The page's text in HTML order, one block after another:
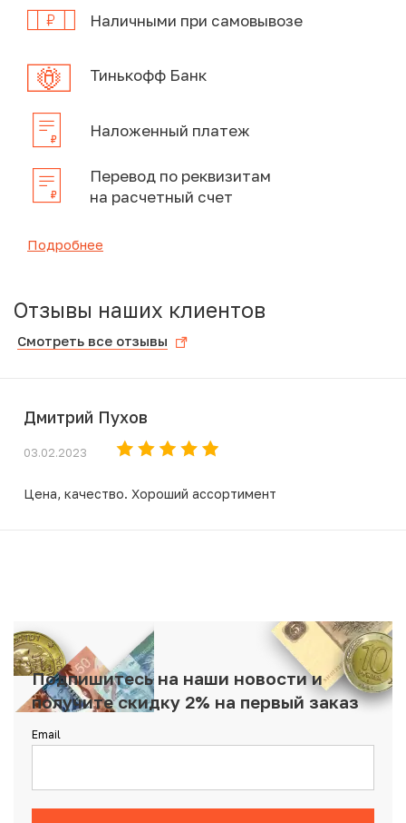
Наличными при самовывозе
Тинькофф Банк
Наложенный платеж
Перевод по реквизитам
на расчетный счет
Подробнее
Отзывы наших клиентов
Смотреть все отзывы
Дмитрий Пухов
03.02.2023
Цена, качество. Хороший ассортимент
Подпишитесь на наши новости и
получите скидку 2% на первый заказ
Email